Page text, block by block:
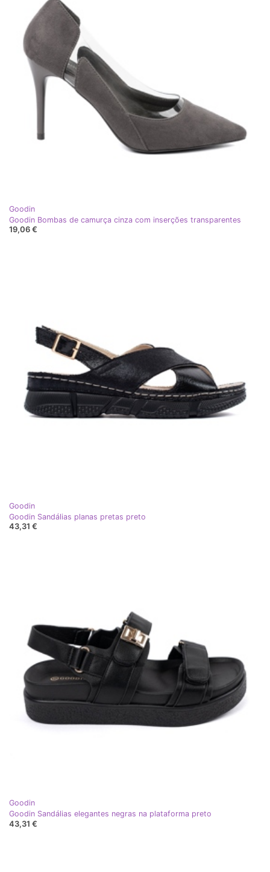
Goodin
Goodin Bombas de camurça cinza com inserções transparentes
19,06 €
Goodin
Goodin Sandálias planas pretas preto
43,31 €
Goodin
Goodin Sandálias elegantes negras na plataforma preto
43,31 €